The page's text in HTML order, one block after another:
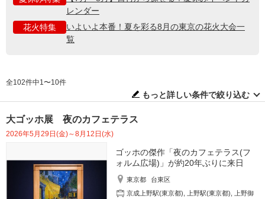
レンダー
花火特集
いよいよ本番！夏を彩る8月の東京の花火大会一
覧
全102件中1〜10件
もっと詳しい条件で絞り込む
大ゴッホ展 夜のカフェテラス
2026年5月29日(金)～8月12日(水)
ゴッホの傑作「夜のカフェテラス(フ
ォルム広場)」が約20年ぶりに来日
東京都
台東区
京成上野駅(東京都)
上野駅(東京都)
上野御